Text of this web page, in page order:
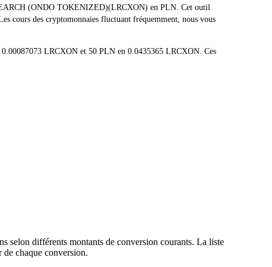
(ONDO TOKENIZED)(LRCXON) en PLN. Cet outil
cours des cryptomonnaies fluctuant fréquemment, nous vous
LRCXON et 50 PLN en 0.0435365 LRCXON. Ces
selon différents montants de conversion courants. La liste
chaque conversion.